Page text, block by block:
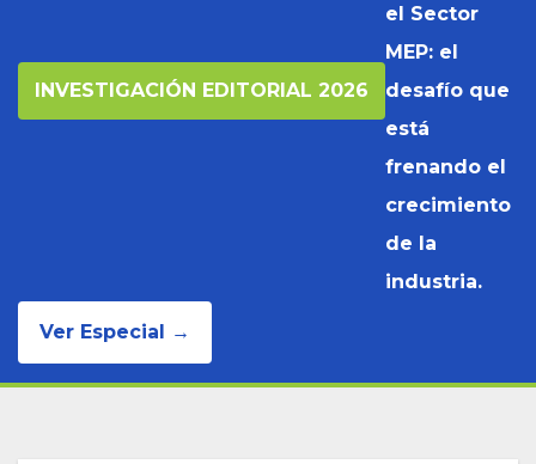
INVESTIGACIÓN EDITORIAL 2026
el Sector
MEP: el
desafío que
está
frenando el
crecimiento
de la
industria.
Ver Especial →